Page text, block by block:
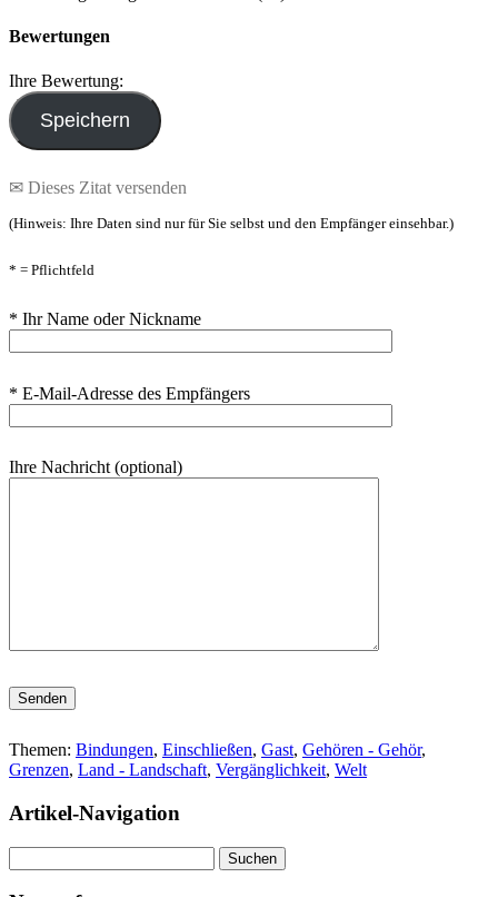
Bewertungen
Ihre Bewertung:
✉ Dieses Zitat versenden
(Hinweis: Ihre Daten sind nur für Sie selbst und den Empfänger einsehbar.)
* = Pflichtfeld
* Ihr Name oder Nickname
* E-Mail-Adresse des Empfängers
Ihre Nachricht (optional)
Bitte lasse dieses Feld leer.
Themen: Bindungen, Einschließen, Gast, Gehören - Gehör,
Grenzen, Land - Landschaft, Vergänglichkeit, Welt
Artikel-Navigation
nach: